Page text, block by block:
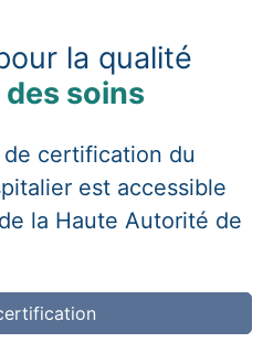
la qualité
soins
certification du
est accessible
la Haute Autorité de